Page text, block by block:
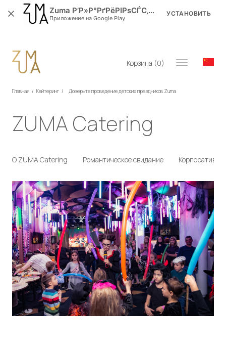
Корзина (0)
Главная / Кейтеринг / Доверьте проведение детских праздников Zuma
ZUMA Catering
О ZUMA Catering Романтическое свидание
Zuma Р’Р»Р°РґРёРІРѕСЃС‚РѕРє
Приложение на Google Play
УСТАНОВИТЬ